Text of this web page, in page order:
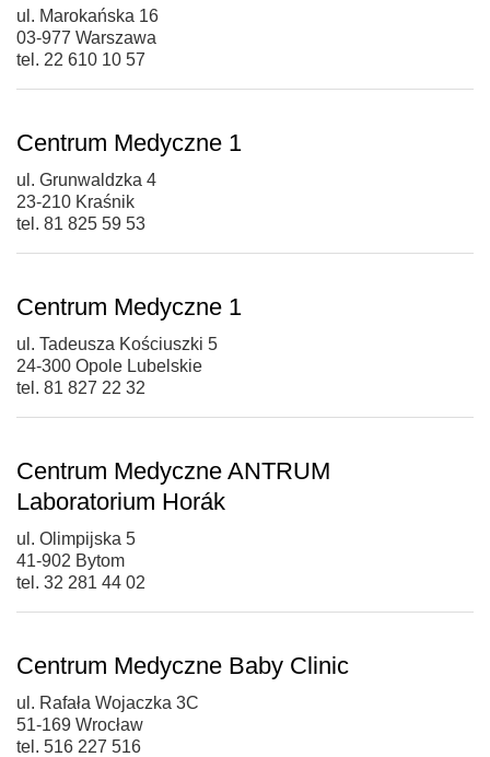
ul. Marokańska 16
03-977 Warszawa
tel. 22 610 10 57
Centrum Medyczne 1
ul. Grunwaldzka 4
23-210 Kraśnik
tel. 81 825 59 53
Centrum Medyczne 1
ul. Tadeusza Kościuszki 5
24-300 Opole Lubelskie
tel. 81 827 22 32
Centrum Medyczne ANTRUM
Laboratorium Horák
ul. Olimpijska 5
41-902 Bytom
tel. 32 281 44 02
Centrum Medyczne Baby Clinic
ul. Rafała Wojaczka 3C
51-169 Wrocław
tel. 516 227 516